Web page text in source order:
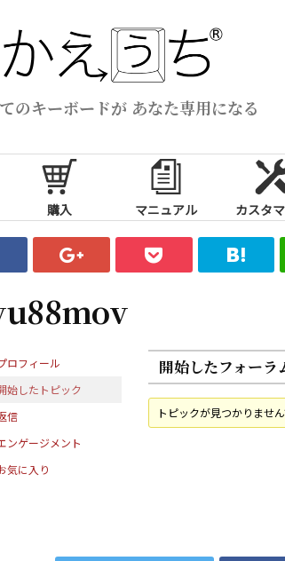
のキーボードが あなた専用になる
購入 マニュアル カスタ
ロフィール
始したトピック
信
ンゲージメント
気に入り
開始したフォーラ
トピックが見つかりません